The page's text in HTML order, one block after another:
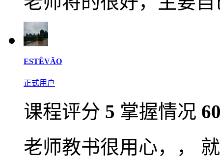
ESTÊVÃO
正式用户
课程评分 5 掌握情况
老师教书很用心，，